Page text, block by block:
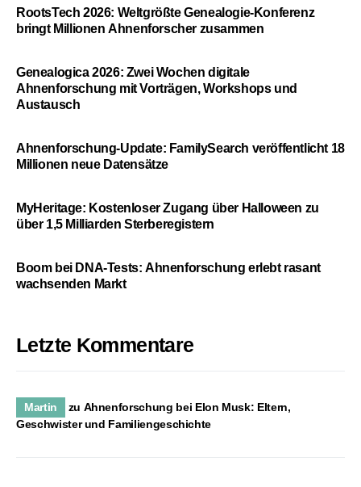
RootsTech 2026: Weltgrößte Genealogie-Konferenz
bringt Millionen Ahnenforscher zusammen
Genealogica 2026: Zwei Wochen digitale
Ahnenforschung mit Vorträgen, Workshops und
Austausch
Ahnenforschung-Update: FamilySearch veröffentlicht 18
Millionen neue Datensätze
MyHeritage: Kostenloser Zugang über Halloween zu
über 1,5 Milliarden Sterberegistern
Boom bei DNA-Tests: Ahnenforschung erlebt rasant
wachsenden Markt
Letzte Kommentare
Martin zu Ahnenforschung bei Elon Musk: Eltern,
Geschwister und Familiengeschichte